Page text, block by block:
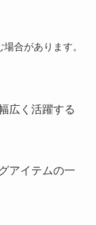
合があります。
広く活躍する
アイテムの一